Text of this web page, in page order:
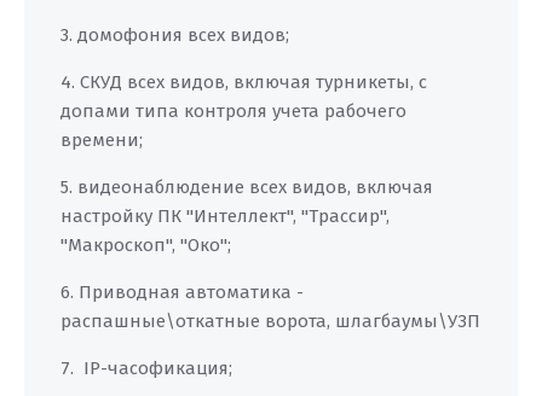
3. домофония всех видов;
4. СКУД всех видов, включая турникеты, с
допами типа контроля учета рабочего
времени;
5. видеонаблюдение всех видов, включая
настройку ПК "Интеллект", "Трассир",
"Макроскоп", "Око";
6. Приводная автоматика -
распашные\откатные ворота, шлагбаумы\УЗП
7. IP-часофикация;